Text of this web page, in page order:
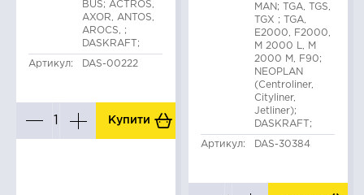
BUS; ACTROS,
AXOR, ANTOS,
AROCS, ;
DASKRAFT;
Артикул: DAS-00222
Купити
MAN; TGA, TGS,
TGX ; TGA,
E2000, F2000,
M 2000 L, M
2000 M, F90;
NEOPLAN
(Centroliner,
Cityliner,
Jetliner);
DASKRAFT;
Артикул: DAS-30384